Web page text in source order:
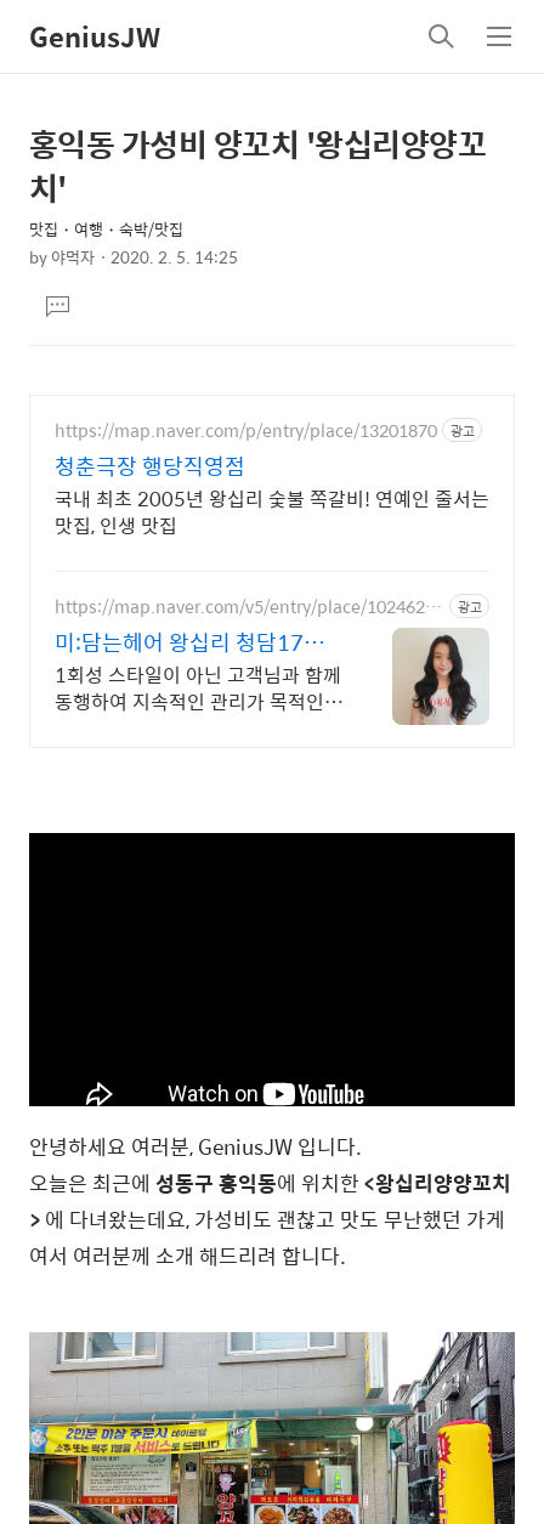
GeniusJW
검
색
메
뉴
상
세
컨
텐
본
문
제
목
홍익동 가성비 양꼬치 '왕십리양양꼬
치'
맛집・여행・숙박/맛집
by야먹자 2020. 2. 5. 14:25
문댓
글
https://map.naver.com/p/entry/place/13201870 광고
청춘극장 행당직영점
국내 최초 2005년 왕십리 숯불 쪽갈비! 연예인 줄서는
맛집, 인생 맛집
https://map.naver.com/v5/entry/place/10246259
22
광고
미:담는헤어 왕십리 청담17년
경력,당신을위한이곳
1회성 스타일이 아닌 고객님과 함께
동행하여 지속적인 관리가 목적인
안녕하세요 여러분, GeniusJW 입니다.
오늘은 최근에 성동구 홍익동에 위치한<왕십리양양꼬치
>에 다녀왔는데요, 가성비도 괜찮고 맛도 무난했던 가게
여서 여러분께 소개 해드리려 합니다.